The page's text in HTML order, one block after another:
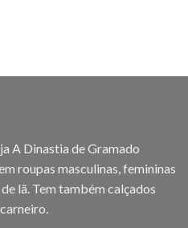
A Dinastia de Gramado
roupas masculinas, femininas
lã. Tem também calçados